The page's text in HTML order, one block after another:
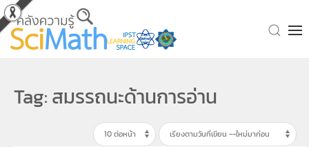
Skip to main content
Tag: สมรรถนะด้านการอ่าน